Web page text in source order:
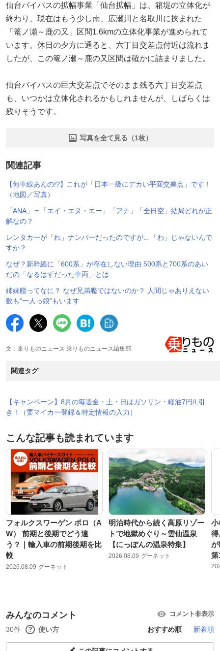
仙台バイパスの拡幅事業「仙台拡幅」は、箱堤の立体化が
終わり、現在はもう少し南、広瀬川と名取川に挟まれた
「篭ノ瀬～鹿の又」区間1.6kmの立体化事業が進められて
います。休日の夕方に通ると、六丁目交差点付近は流れま
したが、この篭ノ瀬～鹿の又区間は確かに詰まりました。
仙台バイパスの巨大交差点でそのまま残る六丁目交差点
も、いつかは立体化されるかもしれませんが、しばらくは
残りそうです。
写真を全て見る（1枚）
関連記事
【何車線あんの!?】これが「日本一級にデカい平面交差点」です！
（地図／写真）
「ANA」＝「エイ・エヌ・エー」「アナ」「全日空」結局どれが正
解なの？
レンタカーが「れ」ナンバーだったのですが…「わ」じゃないんで
すか？
なぜ？新幹線に「600系」が存在しない理由 500系と700系のあい
だの「なるはずだった車両」とは
姉妹艦ってなに？ なぜ兄弟艦ではないのか？ 人間じゃありえない
数も“一人っ娘”もいます
文：乗りものニュース 乗りものニュース編集部
関連タグ
【キャンペーン】8月の毎週金・土・日はガソリン・軽油7円/L引
き！（要マイカー登録＆特定情報の入力）
こんな記事も読まれています
フォルクスワーゲン ポロ（A
W） 前期と後期でどう違
う？｜輸入車の前期後期を比
較
2026.08.09 グーネット
明治時代から続く高原リゾー
トで地獄めぐり～雲仙温泉
【にっぽんの温泉特集】
2026.08.09 グーネット
小
得
が
第
みんなのコメント コメント非表示
30件 使い方 おすすめ順 新着順